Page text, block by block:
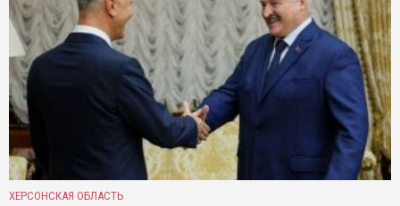
ХЕРСОНСКАЯ ОБЛАСТЬ